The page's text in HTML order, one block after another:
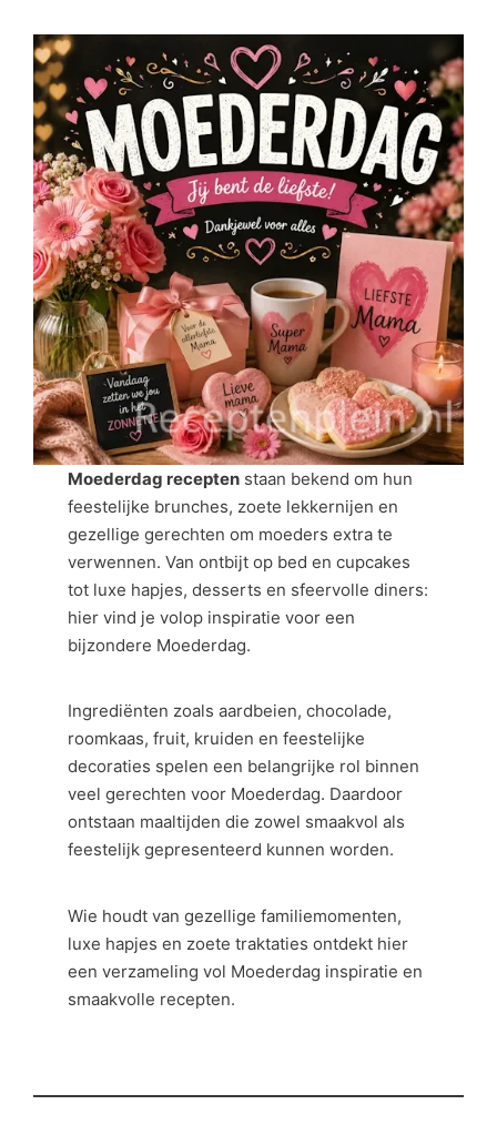
Moederdag recepten staan bekend om hun
feestelijke brunches, zoete lekkernijen en
gezellige gerechten om moeders extra te
verwennen. Van ontbijt op bed en cupcakes
tot luxe hapjes, desserts en sfeervolle diners:
hier vind je volop inspiratie voor een
bijzondere Moederdag.
Ingrediënten zoals aardbeien, chocolade,
roomkaas, fruit, kruiden en feestelijke
decoraties spelen een belangrijke rol binnen
veel gerechten voor Moederdag. Daardoor
ontstaan maaltijden die zowel smaakvol als
feestelijk gepresenteerd kunnen worden.
Wie houdt van gezellige familiemomenten,
luxe hapjes en zoete traktaties ontdekt hier
een verzameling vol Moederdag inspiratie en
smaakvolle recepten.